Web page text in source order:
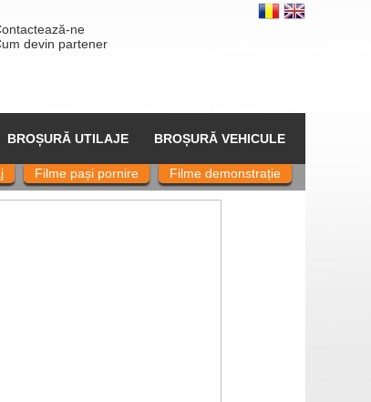
ne
devin partener
BROȘURĂ UTILAJE BROȘURĂ VEHICULE
Filme demonstrație
Filme pași pornire